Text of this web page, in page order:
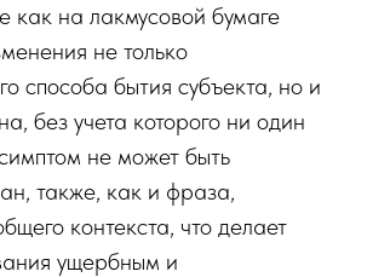
как на лакмусовой бумаге
не только
способа бытия субъекта, но и
без учета которого ни один
не может быть
также, как и фраза,
контекста, что делает
ущербным и